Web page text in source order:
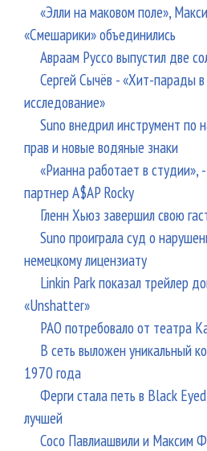
«Элли на маковом поле»,
«Смешарики» объединились
Авраам Руссо выпустил две
Сергей Сычёв - «Хит-парады
исследование»
Suno внедрил инструмент по
прав и новые водяные знаки
«Рианна работает в студии»,
партнер A$AP Rocky
Гленн Хьюз завершил свою
Suno проиграла суд о
немецкому лицензиату
Linkin Park показал трейлер
«Unshatter»
РАО потребовало от театра
В сеть выложен уникальный
1970 года
Ферги стала петь в Black
лучшей
Сосо Павлиашвили и Максим